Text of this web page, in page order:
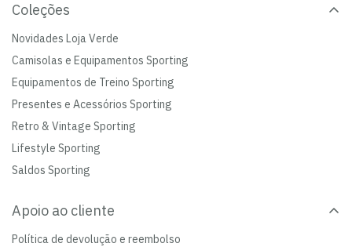
Coleções
Novidades Loja Verde
Camisolas e Equipamentos Sporting
Equipamentos de Treino Sporting
Presentes e Acessórios Sporting
Retro & Vintage Sporting
Lifestyle Sporting
Saldos Sporting
Apoio ao cliente
Política de devolução e reembolso